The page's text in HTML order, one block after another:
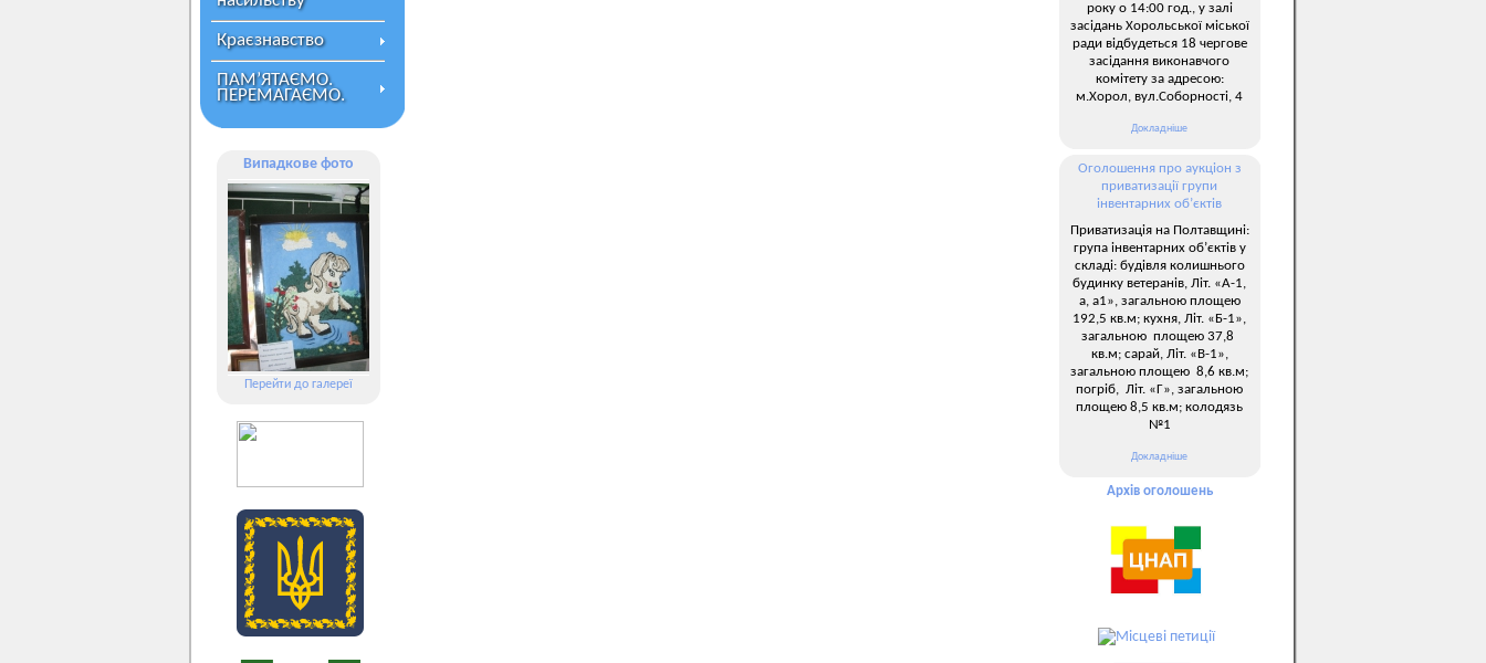
Краєзнавство
ПАМ’ЯТАЄМО.
ПЕРЕМАГАЄМО.
Випадкове фото
Перейти до галереї
року о 14:00 год., у залі
засідань Хорольської міської
ради відбудеться 18 чергове
засідання виконавчого
комітету за адресою:
м.Хорол, вул.Соборності, 4
Докладніше
Оголошення про аукціон з
приватизації групи
інвентарних об’єктів
Приватизація на Полтавщині:
група інвентарних об’єктів у
складі: будівля колишнього
будинку ветеранів, Літ. «А-1,
а, а1», загальною площею
192,5 кв.м; кухня, Літ. «Б-1»,
загальною площею 37,8
кв.м; сарай, Літ. «В-1»,
загальною площею 8,6 кв.м;
погріб, Літ. «Г», загальною
площею 8,5 кв.м; колодязь
№1
Докладніше
Архів оголошень